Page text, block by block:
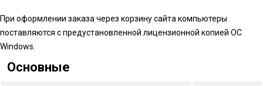
При оформлении заказа через корзину сайта компьютеры
поставляются с предустановленной лицензионной копией ОС
Windows.
Основные